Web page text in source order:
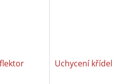
Uchycení křídel